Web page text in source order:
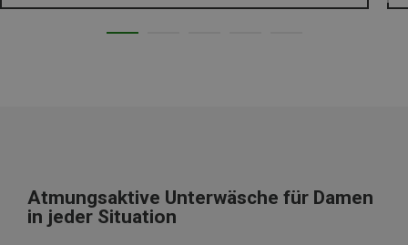
Atmungsaktive Unterwäsche für Damen
in jeder Situation